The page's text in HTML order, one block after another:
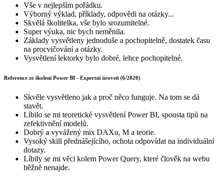
Vše v nejlepším pořádku.
Výborný výklad, příklady, odpovědi na otázky...
Skvělá školitelka, vše bylo srozumitelné.
Super výuka, nic bych neměnila.
Základy vysvětleny jednoduše a pochopitelně, dostatek času
na procvičování a otázky.
Vysvětlení lektorky bylo dobré, lehce pochopitelné.
Reference ze školení Power BI - Expertní úroveň (6/2020)
Skvěle vysvětleno jak a proč něco funguje. Na tom se dá
stavět.
Líbilo se mi teoretické vysvětlení Power BI, spousta tipů na
zefektivnění modelů.
Dobrý a vyvážený mix DAXu, M a teorie.
Vysoký skill přednášejícího, ochota odpovídat na individuální
dotazy.
Líbily se mi věci kolem Power Query, které člověk na webu
běžně nenajde.